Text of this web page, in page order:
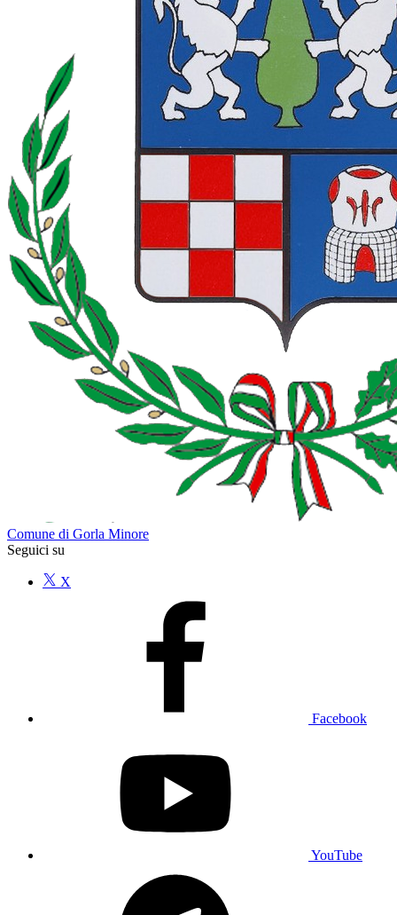
Comune di Gorla Minore
Seguici su
X
Facebook
YouTube